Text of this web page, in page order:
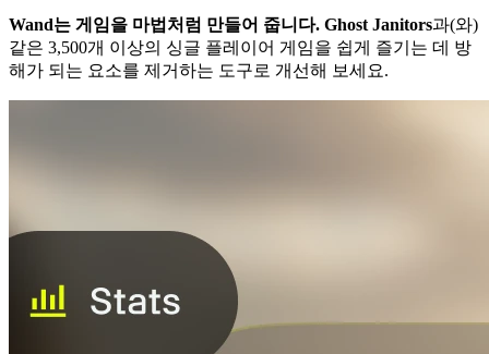
Wand는 게임을 마법처럼 만들어 줍니다. Ghost Janitors과(와)
같은 3,500개 이상의 싱글 플레이어 게임을 쉽게 즐기는 데 방
해가 되는 요소를 제거하는 도구로 개선해 보세요.